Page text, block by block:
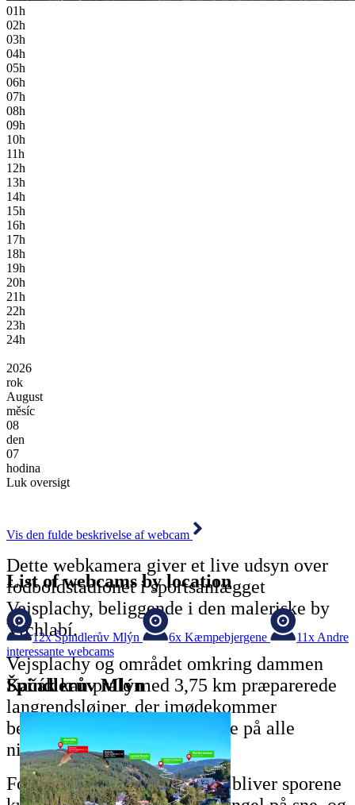
01h
02h
03h
04h
05h
06h
07h
08h
09h
10h
11h
12h
13h
14h
15h
16h
17h
18h
19h
20h
21h
22h
23h
24h
2026
rok
August
měsíc
08
den
07
hodina
Luk oversigt
Vis den fulde beskrivelse af webcam
Dette webkamera giver et live udsyn over
fodboldstadionet i sportsanlægget
Vejsplachy, beliggende i den maleriske by
Vrchlabí.
Vejsplachy og området omkring dammen
Kačák kan prale med 3,75 km præparerede
langrendsløjper, der imødekommer
behovene hos langrendsløbere på alle
niveauer.
For at sikre optimale forhold bliver sporene
List of webcams by location
12x Špindlerův Mlýn 6x Kæmpebjergene 11x Andre
interessante webcams
Špindlerův Mlýn